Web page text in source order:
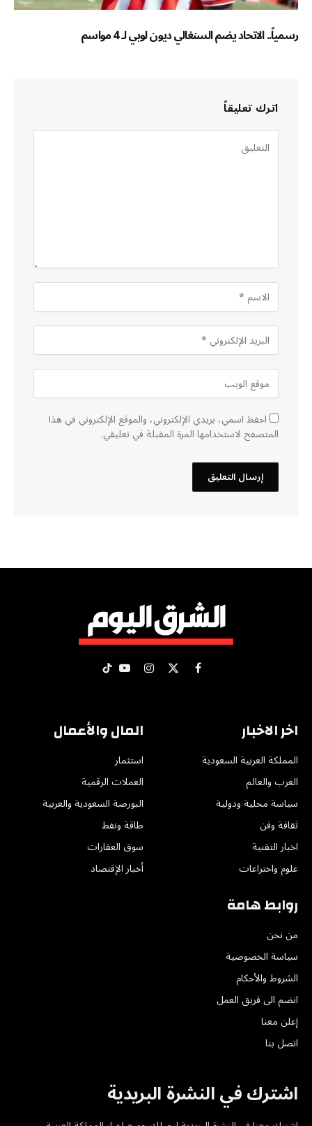
رسمياً.. الاتحاد يضم السنغالي ديون لوبي لـ 4 مواسم
اترك تعليقاً
احفظ اسمي، بريدي الإلكتروني، والموقع الإلكتروني في هذا
المتصفح لاستخدامها المرة المقبلة في تعليقي.
فيسبوك
X الانستغراميوتيوبتيكتوك
اخر الاخبار
المملكة العربية السعودية
العرب والعالم
سياسة محلية ودولية
ثقافة وفن
اخبار التقنية
علوم واختراعات
المال والأعمال
استثمار
العملات الرقمية
البورصة السعودية والعربية
طاقة ونفط
سوق العقارات
أخبار الإقتصاد
روابط هامة
من نحن
سياسة الخصوصية
الشروط والأحكام
انضم الى فريق العمل
إعلن معنا
اتصل بنا
اشترك في النشرة البريدية